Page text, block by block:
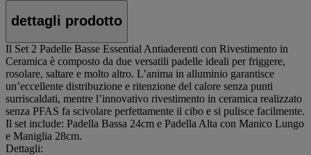
dettagli prodotto
Il Set 2 Padelle Basse Essential Antiaderenti con Rivestimento in
Ceramica è composto da due versatili padelle ideali per friggere,
rosolare, saltare e molto altro. L’anima in alluminio garantisce
un’eccellente distribuzione e ritenzione del calore senza punti
surriscaldati, mentre l’innovativo rivestimento in ceramica realizzato
senza PFAS fa scivolare perfettamente il cibo e si pulisce facilmente.
Il set include: Padella Bassa 24cm e Padella Alta con Manico Lungo
e Maniglia 28cm.
Dettagli: